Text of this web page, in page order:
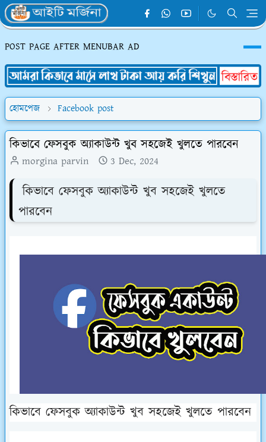
POST PAGE AFTER MENUBAR AD
হোমপেজ Facebook post
কিভাবে ফেসবুক অ্যাকাউন্ট খুব সহজেই খুলতে পারবেন
morgina parvin 3 Dec, 2024
কিভাবে ফেসবুক অ্যাকাউন্ট খুব সহজেই খুলতে
পারবেন
কিভাবে ফেসবুক অ্যাকাউন্ট খুব সহজেই খুলতে পারবেন